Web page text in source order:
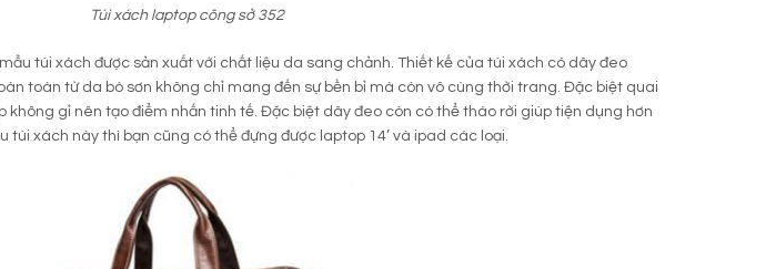
Túi xách laptop công sở 352
túi xách được sản xuất với chất liệu da sang chảnh. Thiết kế của túi xách có dây đeo
toàn từ da bò sơn không chỉ mang đến sự bền bỉ mà còn vô cùng thời trang. Đặc biệt quai
gỉ nên tạo điểm nhấn tinh tế. Đặc biệt dây đeo còn có thể tháo rời giúp tiện dụng hơn
túi xách này thì bạn cũng có thể đựng được laptop 14’ và ipad các loại.